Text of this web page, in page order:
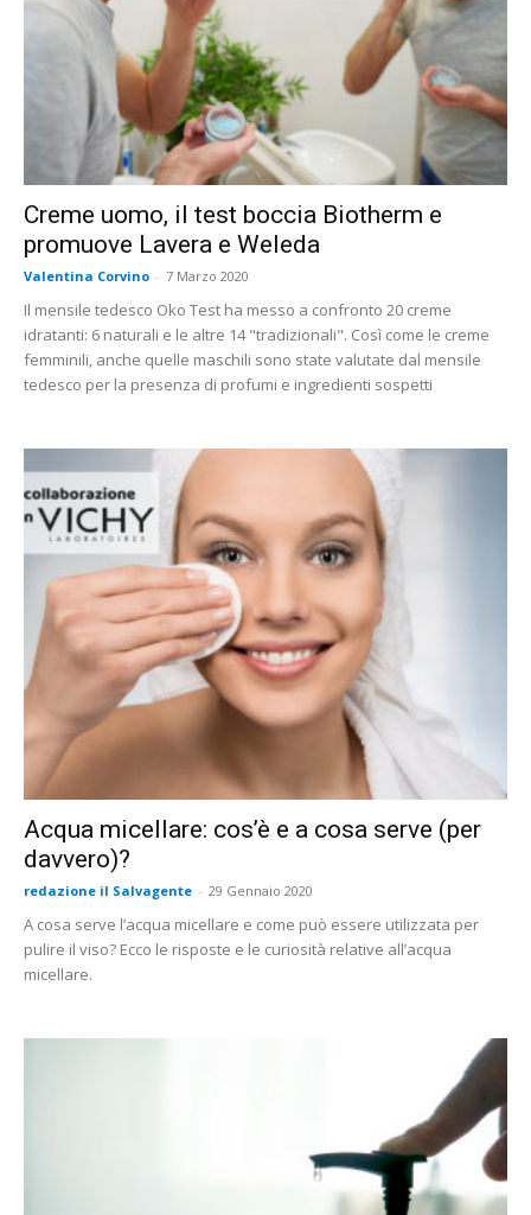
Creme uomo, il test boccia Biotherm e
promuove Lavera e Weleda
Valentina Corvino - 7 Marzo 2020
Il mensile tedesco Oko Test ha messo a confronto 20 creme
idratanti: 6 naturali e le altre 14 "tradizionali". Così come le creme
femminili, anche quelle maschili sono state valutate dal mensile
tedesco per la presenza di profumi e ingredienti sospetti
Acqua micellare: cos’è e a cosa serve (per
davvero)?
redazione il Salvagente - 29 Gennaio 2020
A cosa serve l’acqua micellare e come può essere utilizzata per
pulire il viso? Ecco le risposte e le curiosità relative all’acqua
micellare.